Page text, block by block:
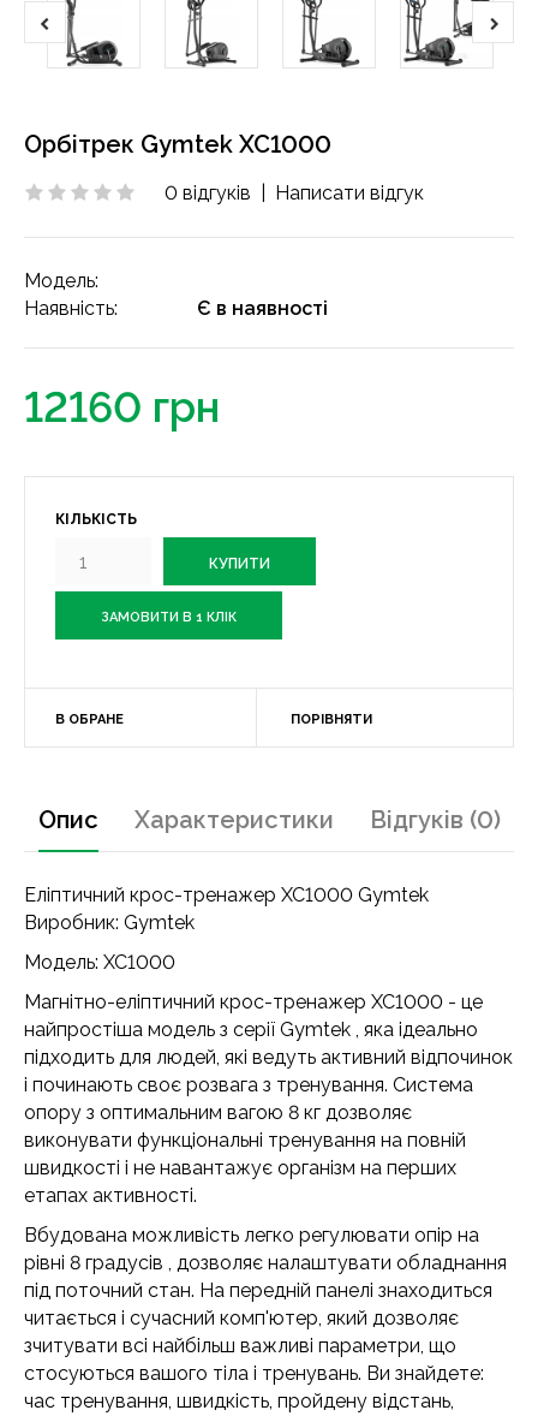
Орбітрек Gymtek XC1000
0 відгуків Написати відгук
Модель:
Наявність:
Є в наявності
12160 грн
КІЛЬКІСТЬ
ЗАМОВИТИ В 1 КЛІК
В ОБРАНЕ ПОРІВНЯТИ
Опис Характеристики Відгуків (0)
Еліптичний крос-тренажер XC1000 Gymtek
Виробник: Gymtek
Модель: XC1000
Магнітно-еліптичний крос-тренажер XC1000 - це
найпростіша модель з серії Gymtek , яка ідеально
підходить для людей, які ведуть активний відпочинок
і починають своє розвага з тренування. Система
опору з оптимальним вагою 8 кг дозволяє
виконувати функціональні тренування на повній
швидкості і не навантажує організм на перших
етапах активності.
Вбудована можливість легко регулювати опір на
рівні 8 градусів , дозволяє налаштувати обладнання
під поточний стан. На передній панелі знаходиться
читається і сучасний комп'ютер, який дозволяє
зчитувати всі найбільш важливі параметри, що
стосуються вашого тіла і тренувань. Ви знайдете:
час тренування, швидкість, пройдену відстань,